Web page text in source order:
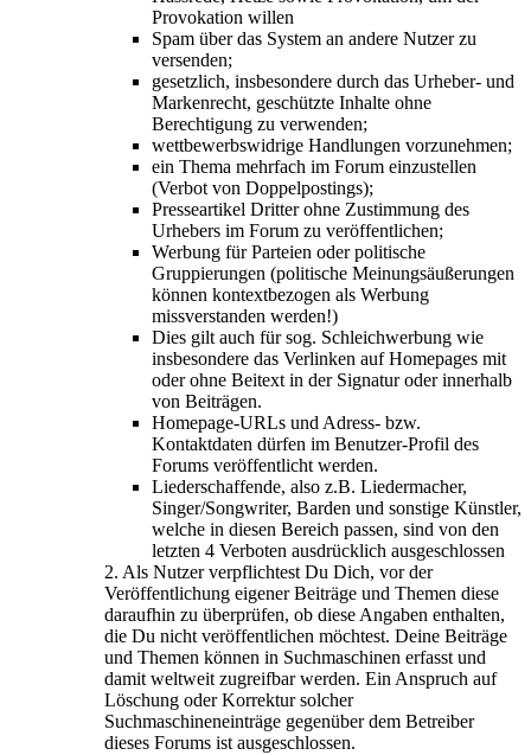
Provokation willen
Spam über das System an andere Nutzer zu
versenden;
gesetzlich, insbesondere durch das Urheber- und
Markenrecht, geschützte Inhalte ohne
Berechtigung zu verwenden;
wettbewerbswidrige Handlungen vorzunehmen;
ein Thema mehrfach im Forum einzustellen
(Verbot von Doppelpostings);
Presseartikel Dritter ohne Zustimmung des
Urhebers im Forum zu veröffentlichen;
Werbung für Parteien oder politische
Gruppierungen (politische Meinungsäußerungen
können kontextbezogen als Werbung
missverstanden werden!)
Dies gilt auch für sog. Schleichwerbung wie
insbesondere das Verlinken auf Homepages mit
oder ohne Beitext in der Signatur oder innerhalb
von Beiträgen.
Homepage-URLs und Adress- bzw.
Kontaktdaten dürfen im Benutzer-Profil des
Forums veröffentlicht werden.
Liederschaffende, also z.B. Liedermacher,
Singer/Songwriter, Barden und sonstige Künstler,
welche in diesen Bereich passen, sind von den
letzten 4 Verboten ausdrücklich ausgeschlossen
2. Als Nutzer verpflichtest Du Dich, vor der
Veröffentlichung eigener Beiträge und Themen diese
daraufhin zu überprüfen, ob diese Angaben enthalten,
die Du nicht veröffentlichen möchtest. Deine Beiträge
und Themen können in Suchmaschinen erfasst und
damit weltweit zugreifbar werden. Ein Anspruch auf
Löschung oder Korrektur solcher
Suchmaschineneinträge gegenüber dem Betreiber
dieses Forums ist ausgeschlossen.